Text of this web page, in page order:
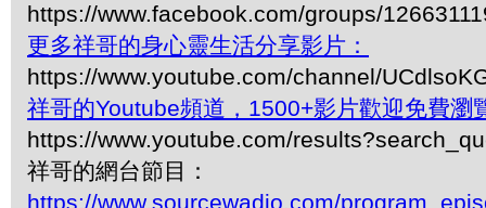
https://www.facebook.com/groups/
更多祥哥的身心靈生活分享影片：
https://www.youtube.com/channel/
祥哥的Youtube頻道，1500+影片歡迎免費瀏
https://www.youtube.com/
祥哥的網台節目：
https://www.sourcewadio.com/